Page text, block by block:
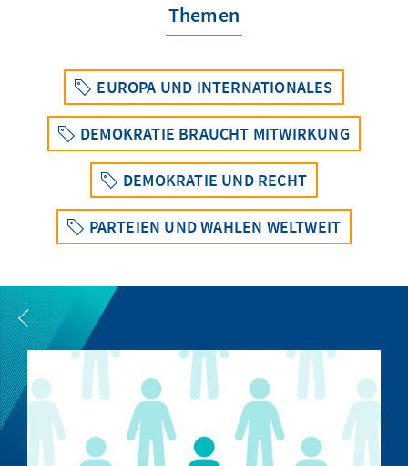
Themen
EUROPA UND INTERNATIONALES
DEMOKRATIE BRAUCHT MITWIRKUNG
DEMOKRATIE UND RECHT
PARTEIEN UND WAHLEN WELTWEIT